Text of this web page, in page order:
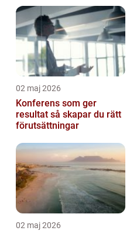
02 maj 2026
Konferens som ger
resultat så skapar du rätt
förutsättningar
02 maj 2026